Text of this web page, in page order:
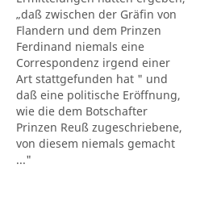
„daß zwischen der Gräfin von
Flandern und dem Prinzen
Ferdinand niemals eine
Correspondenz irgend einer
Art stattgefunden hat " und
daß eine politische Eröffnung,
wie die dem Botschafter
Prinzen Reuß zugeschriebene,
von diesem niemals gemacht
..."